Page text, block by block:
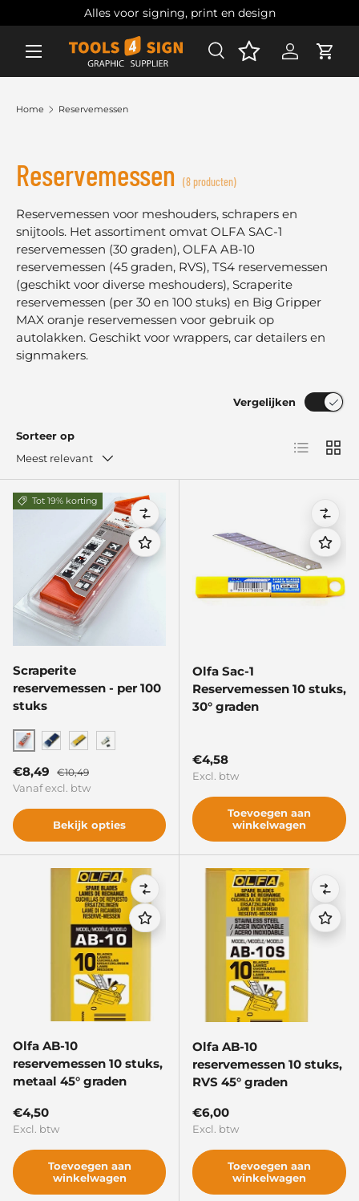
Ga naar inhoud
Alles voor signing, print en design
Zoeken
Zoeken Account
Home Reservemessen
Reservemessen (8 producten)
Reservemessen voor meshouders, schrapers en
snijtools. Het assortiment omvat OLFA SAC-1
reservemessen (30 graden), OLFA AB-10
reservemessen (45 graden, RVS), TS4 reservemessen
(geschikt voor diverse meshouders), Scraperite
reservemessen (per 30 en 100 stuks) en Big Gripper
MAX oranje reservemessen voor gebruik op
autolakken. Geschikt voor wrappers, car detailers en
signmakers.
Sorteer op
Meest relevant
Vergelijken
Lijst
Vergelijken
Tot 19% korting
Scraperite
reservemessen - per 100
stuks
OranjeBlauwGeel Zwart
Verkoopprijs
€8,49 Reguliere prijs
€10,49
Vanaf excl. btw
Bekijk opties
Olfa Sac-1
Reservemessen 10 stuks,
30° graden
Reguliere prijs
€4,58
Excl. btw
Toevoegen aan
winkelwagen
Vergelijken
Olfa AB-10
reservemessen 10 stuks,
metaal 45° graden
Reguliere prijs
€4,50
Excl. btw
Toevoegen aan
winkelwagen
Olfa AB-10
reservemessen 10 stuks,
RVS 45° graden
Reguliere prijs
€6,00
Excl. btw
Toevoegen aan
winkelwagen